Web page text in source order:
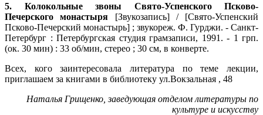
5. Колокольные звоны Свято-Успенского Псково-
Печерского монастыря [Звукозапись] / [Свято-Успенский
Псково-Печерский монастырь] ; звукореж. Ф. Гурджи. - Санкт-
Петербург : Петербургская студия грамзаписи, 1991. - 1 грп.
(ок. 30 мин) : 33 об/мин, стерео ; 30 см, в конверте.
Всех, кого заинтересовала литература по теме лекции,
приглашаем за книгами в библиотеку ул.Вокзальная , 48
Наталья Грищенко, заведующая отделом литературы по
культуре и искусству